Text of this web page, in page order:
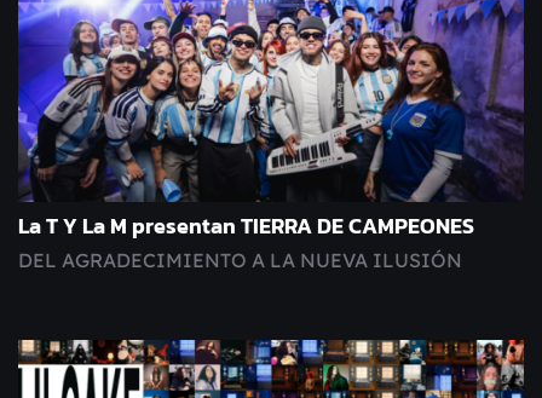
La T Y La M presentan TIERRA DE CAMPEONES
DEL AGRADECIMIENTO A LA NUEVA ILUSIÓN